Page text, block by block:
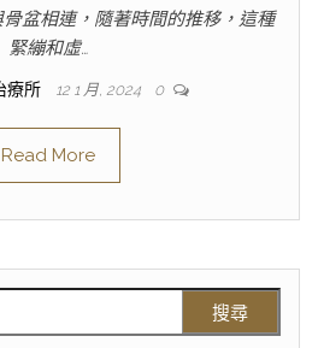
盆相連，隨著時間的推移，這種
緊繃和虛…
療所 12 1 月, 2024 0
Read More